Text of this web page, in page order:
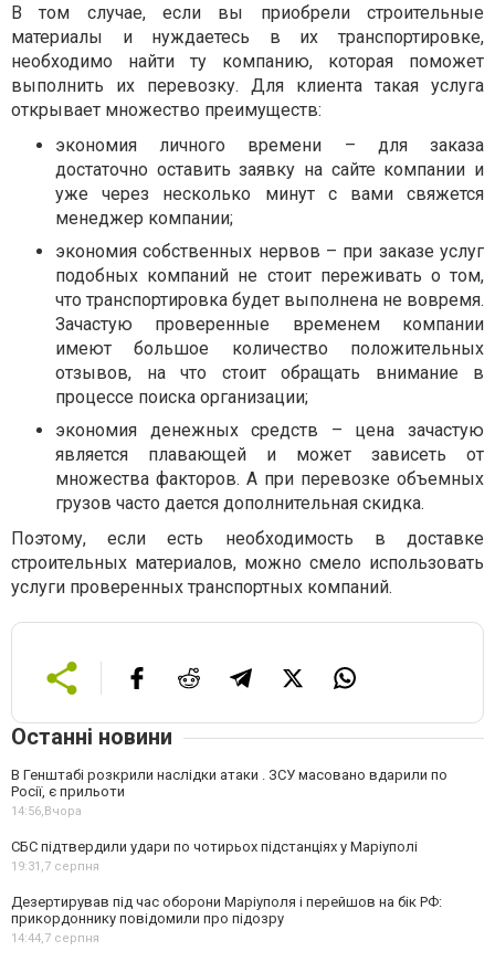
В том случае, если вы приобрели строительные
материалы и нуждаетесь в их транспортировке,
необходимо найти ту компанию, которая поможет
выполнить их перевозку. Для клиента такая услуга
открывает множество преимуществ:
экономия личного времени – для заказа
достаточно оставить заявку на сайте компании и
уже через несколько минут с вами свяжется
менеджер компании;
экономия собственных нервов – при заказе услуг
подобных компаний не стоит переживать о том,
что транспортировка будет выполнена не вовремя.
Зачастую проверенные временем компании
имеют большое количество положительных
отзывов, на что стоит обращать внимание в
процессе поиска организации;
экономия денежных средств – цена зачастую
является плавающей и может зависеть от
множества факторов. А при перевозке объемных
грузов часто дается дополнительная скидка.
Поэтому, если есть необходимость в доставке
строительных материалов, можно смело использовать
услуги проверенных транспортных компаний.
Останні новини
В Генштабі розкрили наслідки атаки . ЗСУ масовано вдарили по
Росії, є прильоти
14:56,Вчора
СБС підтвердили удари по чотирьох підстанціях у Маріуполі
19:31,7 серпня
Дезертирував під час оборони Маріуполя і перейшов на бік РФ:
прикордоннику повідомили про підозру
14:44,7 серпня